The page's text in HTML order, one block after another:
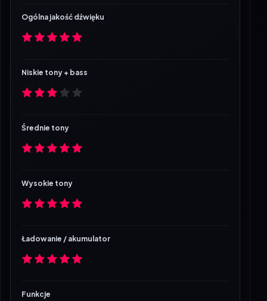
Ogólna jakość dźwięku
Niskie tony + bass
Średnie tony
Wysokie tony
Ładowanie / akumulator
Funkcje